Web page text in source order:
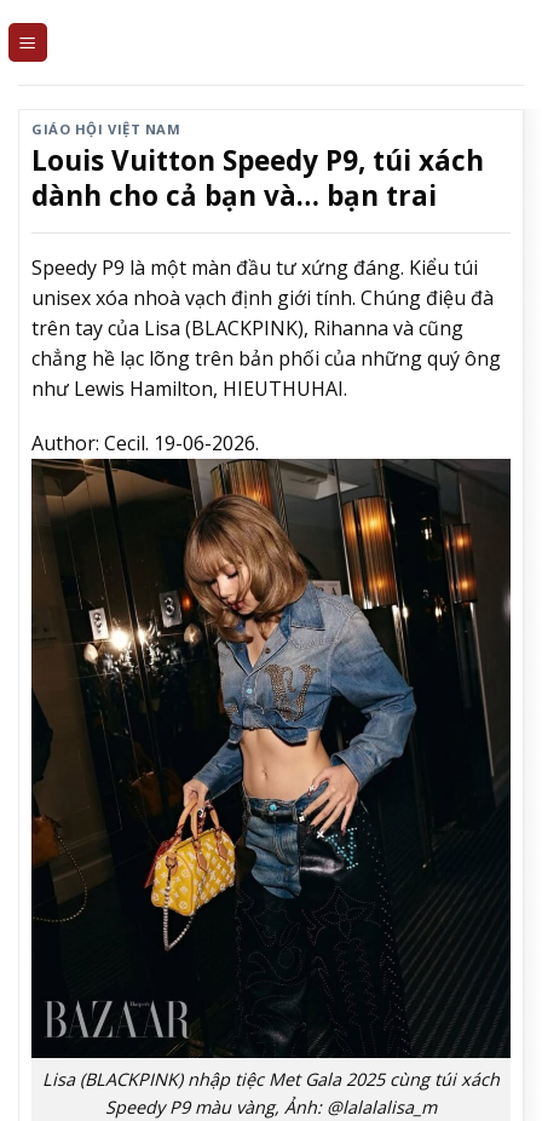
GIÁO HỘI VIỆT NAM
Louis Vuitton Speedy P9, túi xách
dành cho cả bạn và… bạn trai
Speedy P9 là một màn đầu tư xứng đáng. Kiểu túi
unisex xóa nhoà vạch định giới tính. Chúng điệu đà
trên tay của Lisa (BLACKPINK), Rihanna và cũng
chẳng hề lạc lõng trên bản phối của những quý ông
như Lewis Hamilton, HIEUTHUHAI.
Author: Cecil. 19-06-2026.
Lisa (BLACKPINK) nhập tiệc Met Gala 2025 cùng túi xách
Speedy P9 màu vàng, Ảnh: @lalalalisa_m